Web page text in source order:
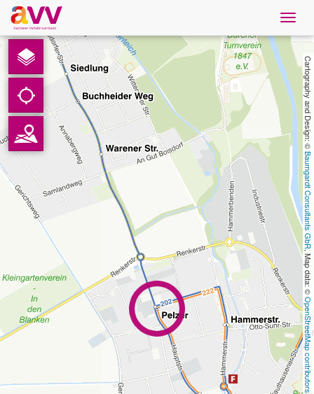
Nederlands
Downloads
Contact
Gegevensbescherming
Colofon
Cartography and Design: ©
Baumgardt Consultants GbR
, Map data: ©
OpenStreetMap contributors